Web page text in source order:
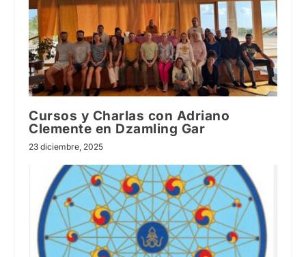
Cursos y Charlas con Adriano
Clemente en Dzamling Gar
23 diciembre, 2025